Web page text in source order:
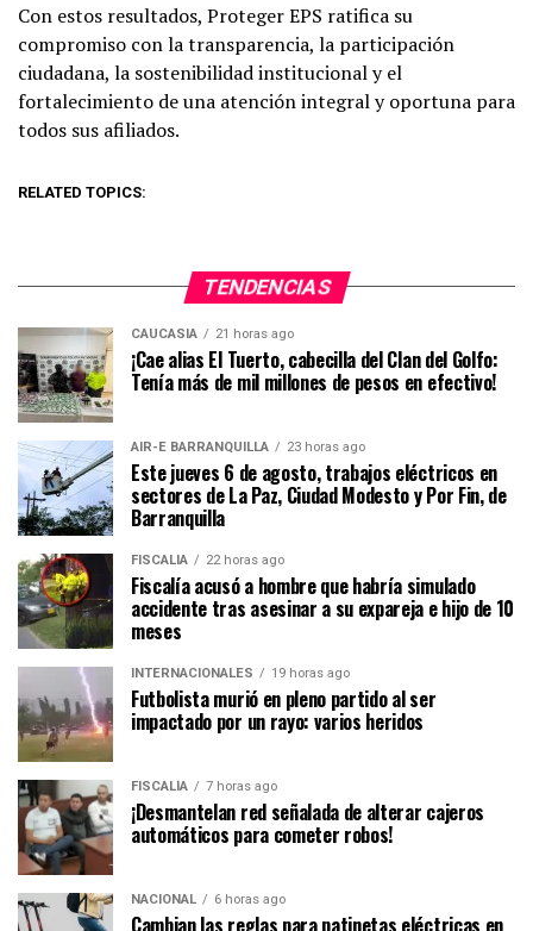
Con estos resultados, Proteger EPS ratifica su
compromiso con la transparencia, la participación
ciudadana, la sostenibilidad institucional y el
fortalecimiento de una atención integral y oportuna para
todos sus afiliados.
RELATED TOPICS:
TENDENCIAS
CAUCASIA 21 horas ago
¡Cae alias El Tuerto, cabecilla del Clan del Golfo:
Tenía más de mil millones de pesos en efectivo!
AIR-E BARRANQUILLA 23 horas ago
Este jueves 6 de agosto, trabajos eléctricos en
sectores de La Paz, Ciudad Modesto y Por Fin, de
Barranquilla
FISCALÍA 22 horas ago
Fiscalía acusó a hombre que habría simulado
accidente tras asesinar a su expareja e hijo de 10
meses
INTERNACIONALES 19 horas ago
Futbolista murió en pleno partido al ser
impactado por un rayo: varios heridos
FISCALÍA 7 horas ago
¡Desmantelan red señalada de alterar cajeros
automáticos para cometer robos!
NACIONAL 6 horas ago
Cambian las reglas para patinetas eléctricas en